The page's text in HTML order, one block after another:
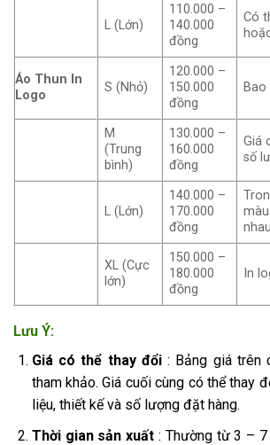
L (Lớn)
110.000 –
140.000
đồng
Có
Áo Thun In
Logo
S (Nhỏ)
120.000 –
150.000
đồng
M
(Trung
bình)
130.000 –
160.000
đồng
Giá
số
L (Lớn)
140.000 –
170.000
đồng
nhau
XL (Cực
lớn)
150.000 –
180.000
đồng
In
Lưu Ý:
Giá có thể thay đổi: Bảng giá trên
tham khảo. Giá cuối cùng có thể thay
liệu, thiết kế và số lượng đặt hàng.
Thời gian sản xuất : Thường từ 3 –